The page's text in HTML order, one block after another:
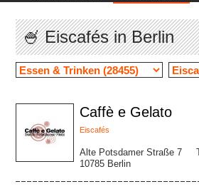
🍧 Eiscafés in Berlin
Caffè e Gelato
Eiscafés
Alte Potsdamer Straße 7
10785 Berlin